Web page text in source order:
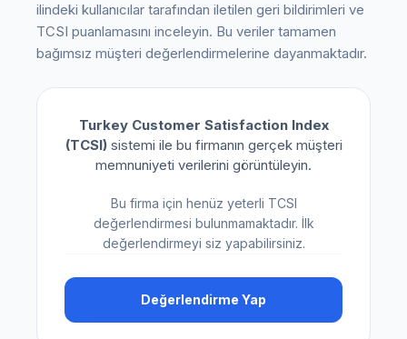
ilindeki kullanıcılar tarafından iletilen geri bildirimleri ve
TCSI puanlamasını inceleyin. Bu veriler tamamen
bağımsız müşteri değerlendirmelerine dayanmaktadır.
Turkey Customer Satisfaction Index
(TCSI)sistemi ile bu firmanın gerçek müşteri
memnuniyeti verilerini görüntüleyin.
Bu firma için henüz yeterli TCSI
değerlendirmesi bulunmamaktadır. İlk
değerlendirmeyi siz yapabilirsiniz.
Değerlendirme Yap